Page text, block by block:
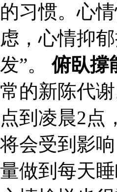
的习惯。心
虑，心情抑
发”。俯臥撐
常的新陈代
点到凌晨2点
将会受到影
量做到每天